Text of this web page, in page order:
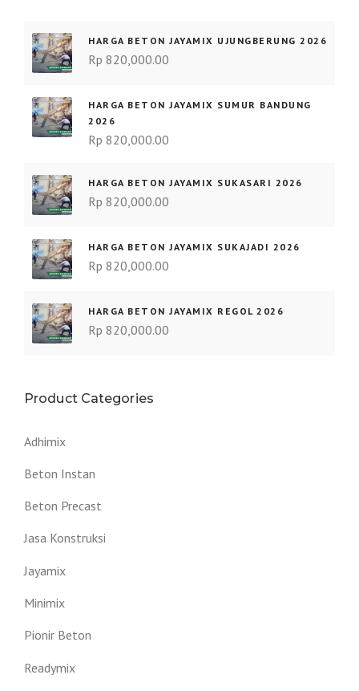
HARGA BETON JAYAMIX UJUNGBERUNG 2026
Rp 820,000.00
HARGA BETON JAYAMIX SUMUR BANDUNG
2026
Rp 820,000.00
HARGA BETON JAYAMIX SUKASARI 2026
Rp 820,000.00
HARGA BETON JAYAMIX SUKAJADI 2026
Rp 820,000.00
HARGA BETON JAYAMIX REGOL 2026
Rp 820,000.00
Product Categories
Adhimix
Beton Instan
Beton Precast
Jasa Konstruksi
Jayamix
Minimix
Pionir Beton
Readymix